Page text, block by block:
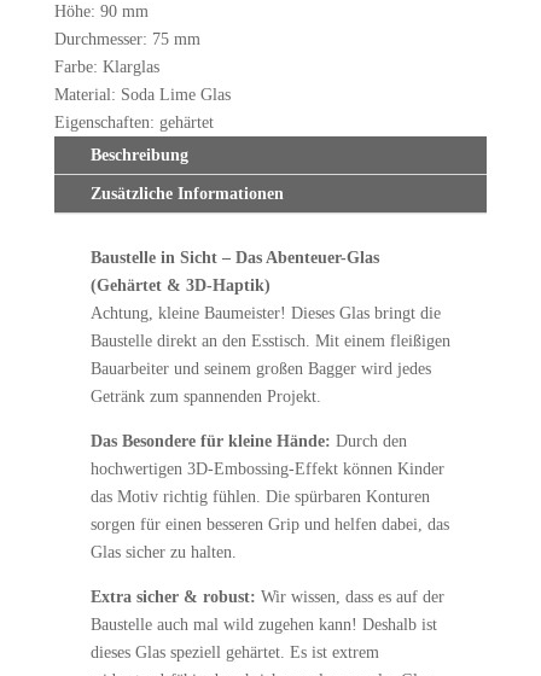
Höhe: 90 mm
Durchmesser: 75 mm
Farbe: Klarglas
Material: Soda Lime Glas
Eigenschaften: gehärtet
Beschreibung
Zusätzliche Informationen
Baustelle in Sicht – Das Abenteuer-Glas
(Gehärtet & 3D-Haptik)
Achtung, kleine Baumeister! Dieses Glas bringt die
Baustelle direkt an den Esstisch. Mit einem fleißigen
Bauarbeiter und seinem großen Bagger wird jedes
Getränk zum spannenden Projekt.
Das Besondere für kleine Hände: Durch den
hochwertigen 3D-Embossing-Effekt können Kinder
das Motiv richtig fühlen. Die spürbaren Konturen
sorgen für einen besseren Grip und helfen dabei, das
Glas sicher zu halten.
Extra sicher & robust: Wir wissen, dass es auf der
Baustelle auch mal wild zugehen kann! Deshalb ist
dieses Glas speziell gehärtet. Es ist extrem